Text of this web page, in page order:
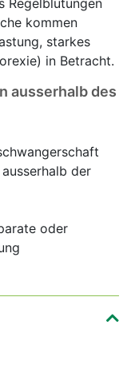
Regelblutungen
kommen
starkes
in Betracht.
ausserhalb des
der
oder